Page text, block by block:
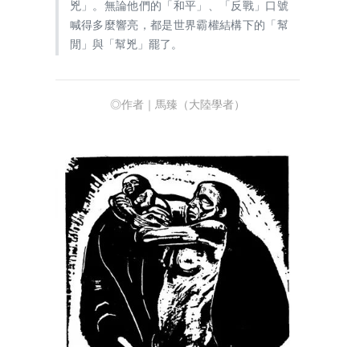
兇」。無論他們的「和平」、「反戰」口號
喊得多麼響亮，都是世界霸權結構下的「幫
閒」與「幫兇」罷了。
◎作者｜馬臻（大陸學者）